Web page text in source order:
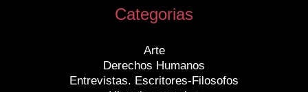
Categorias
Arte
Derechos Humanos
Entrevistas. Escritores-Filosofos